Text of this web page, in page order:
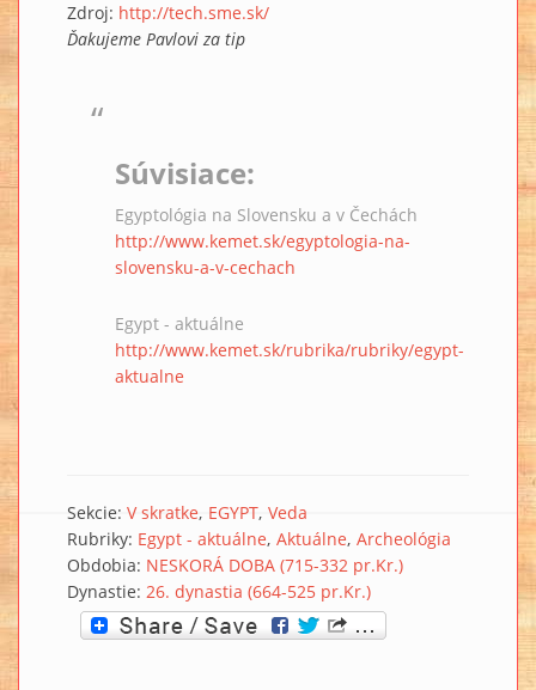
Zdroj: http://tech.sme.sk/
Ďakujeme Pavlovi za tip
Súvisiace:
Egyptológia na Slovensku a v Čechách
http://www.kemet.sk/egyptologia-na-
slovensku-a-v-cechach
Egypt - aktuálne
http://www.kemet.sk/rubrika/rubriky/egypt-
aktualne
Sekcie: V skratke EGYPT Veda
Rubriky: Egypt - aktuálne Aktuálne Archeológia
Obdobia: NESKORÁ DOBA (715-332 pr.Kr.)
Dynastie: 26. dynastia (664-525 pr.Kr.)